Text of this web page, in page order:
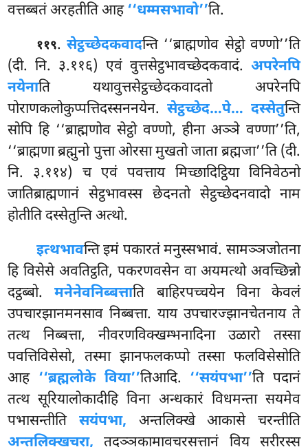
वत्तब्बतं अरहतीति आह‘‘धम्मसभावो’’ति.
११९.सेट्ठच्छेदकवादन्ति ‘‘ब्राह्मणोव सेट्ठो वण्णो’’ति
(दी. नि. ३.११६) एवं वुत्तसेट्ठभावच्छेदकवादं. अपरेनपि
नयेनाति यथावुत्तसेट्ठच्छेदकवादतो अपरेनपि
पोराणकलोकुप्पत्तिदस्सननयेन. सेट्ठच्छेद…पे… दस्सेतुन्ति
सोपि हि ‘‘ब्राह्मणोव सेट्ठो वण्णो, हीना अञ्ञे वण्णा’’ति,
‘‘ब्राह्मणा ब्रह्मुनो पुत्ता ओरसा मुखतो जाता ब्रह्मजा’’ति (दी.
नि. ३.११४) च एवं पवत्ताय मिच्छादिट्ठिया विनिवेठनो
जातिब्राह्मणानं सेट्ठभावस्स छेदनतो सेट्ठच्छेदनवादो नाम
होतीति दस्सेतुन्ति अत्थो.
इत्थभावन्ति इमं पकारतं मनुस्सभावं. सामञ्ञजोतना
हि विसेसे अवतिट्ठति, पकरणवसेन वा अयमत्थो अवच्छिन्नो
दट्ठब्बो.मनेनेवनिब्बत्ताति बाहिरपच्चयेन विना केवलं
उपचारझानमनसाव निब्बत्ता. याय उपचारज्झानचेतनाय ते
तत्थ निब्बत्ता, नीवरणविक्खम्भनादिना उळारो तस्सा
पवत्तिविसेसो, तस्मा झानफलकप्पो तस्सा फलविसेसोति
आह ‘‘ब्रह्मलोके विया’’तिआदि. ‘‘सयंपभा’’ति पदानं
तत्थ सूरियालोकादीहि विना अन्धकारं विधमन्ता सयमेव
पभासन्तीति सयंपभा, अन्तलिक्खे आकासे चरन्तीति
अन्तलिक्खचरा, तदञ्ञकामावचरसत्तानं विय सरीरस्स